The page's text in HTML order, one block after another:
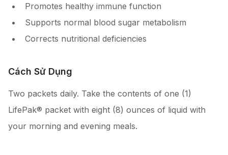
Promotes healthy immune function
Supports normal blood sugar metabolism
Corrects nutritional deficiencies
Cách Sử Dụng
Two packets daily. Take the contents of one (1)
LifePak® packet with eight (8) ounces of liquid with
your morning and evening meals.